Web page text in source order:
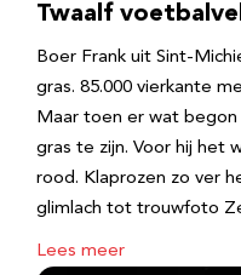
Twaalf
Boer Frank uit Sint-
gras. 85.000 vierkante
Maar toen er wat
gras te zijn. Voor hij het
rood. Klaprozen zo ver
glimlach tot trouwfoto
Lees meer